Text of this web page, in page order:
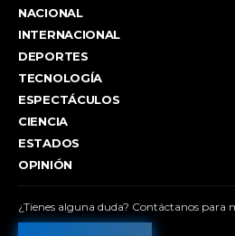
NACIONAL
INTERNACIONAL
DEPORTES
TECNOLOGÍA
ESPECTÁCULOS
CIENCIA
ESTADOS
OPINIÓN
¿Tienes alguna duda? Contáctanos para